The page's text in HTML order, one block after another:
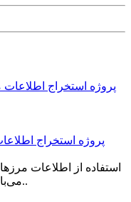
پروژه استخراج
استفاده از اطلاعات
می‌باشد. همچنین، جهت تعیین ضریب فشار و..